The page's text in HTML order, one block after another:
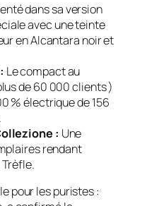
dans sa version
avec une teinte
en Alcantara noir et
Le compact au
de 60 000 clients )
% électrique de 156
: Une
rendant
pour les puristes :